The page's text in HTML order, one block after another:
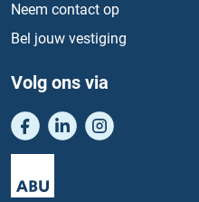
Neem contact op
Bel jouw vestiging
Volg ons via